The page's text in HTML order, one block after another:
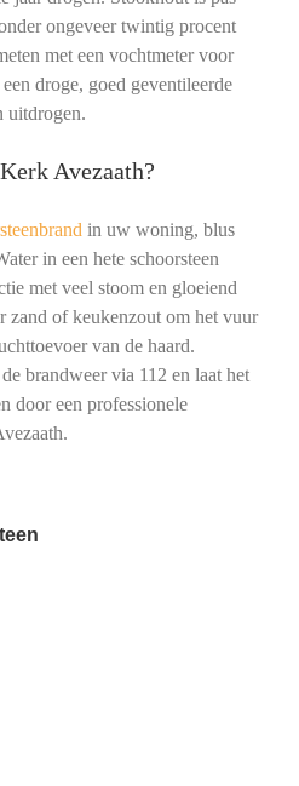
ongeveer twintig procent
met een vochtmeter voor
droge, goed geventileerde
uitdrogen.
Avezaath?
in uw woning, blus
in een hete schoorsteen
met veel stoom en gloeiend
zand of keukenzout om het vuur
van de haard.
brandweer via 112 en laat het
door een professionele